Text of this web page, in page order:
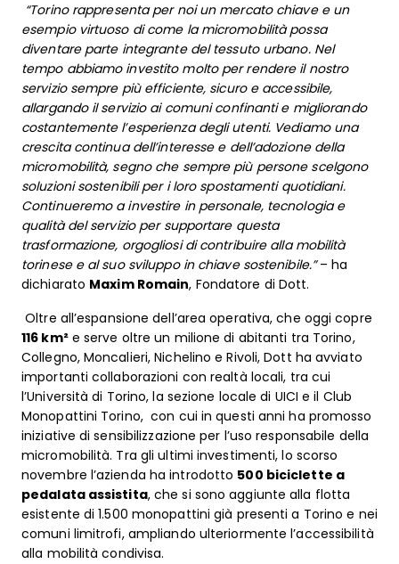
“Torino rappresenta per noi un mercato chiave e un
esempio virtuoso di come la micromobilità possa
diventare parte integrante del tessuto urbano. Nel
tempo abbiamo investito molto per rendere il nostro
servizio sempre più efficiente, sicuro e accessibile,
allargando il servizio ai comuni confinanti e migliorando
costantemente l’esperienza degli utenti. Vediamo una
crescita continua dell’interesse e dell’adozione della
micromobilità, segno che sempre più persone scelgono
soluzioni sostenibili per i loro spostamenti quotidiani.
Continueremo a investire in personale, tecnologia e
qualità del servizio per supportare questa
trasformazione, orgogliosi di contribuire alla mobilità
torinese e al suo sviluppo in chiave sostenibile.”– ha
dichiarato Maxim Romain, Fondatore di Dott.
Oltre all’espansione dell’area operativa, che oggi copre
116 km²e serve oltre un milione di abitanti tra Torino,
Collegno, Moncalieri, Nichelino e Rivoli, Dott ha avviato
importanti collaborazioni con realtà locali, tra cui
l’Università di Torino, la sezione locale di UICI e il Club
Monopattini Torino, con cui in questi anni ha promosso
iniziative di sensibilizzazione per l’uso responsabile della
micromobilità. Tra gli ultimi investimenti, lo scorso
novembre l’azienda ha introdotto 500 biciclette a
pedalata assistita, che si sono aggiunte alla flotta
esistente di 1.500 monopattini già presenti a Torino e nei
comuni limitrofi, ampliando ulteriormente l’accessibilità
alla mobilità condivisa.